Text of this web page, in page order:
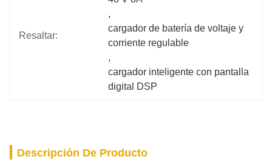
Resaltar:
,
cargador de batería de voltaje y
corriente regulable
,
cargador inteligente con pantalla
digital DSP
Descripción De Producto